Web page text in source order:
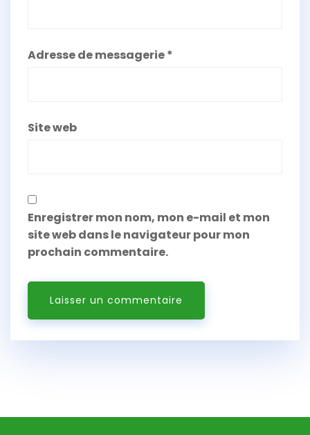
Adresse de messagerie*
Site web
Enregistrer mon nom, mon e-mail et mon
site web dans le navigateur pour mon
prochain commentaire.